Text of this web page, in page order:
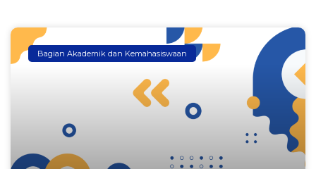
Bagian Akademik dan Kemahasiswaan